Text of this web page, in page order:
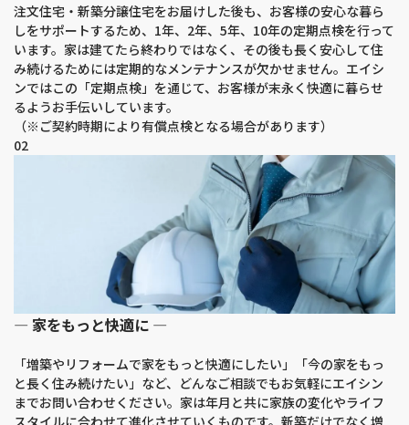
注文住宅・新築分譲住宅をお届けした後も、お客様の安心な暮ら
しをサポートするため、1年、2年、5年、10年の定期点検を行って
います。家は建てたら終わりではなく、その後も長く安心して住
み続けるためには定期的なメンテナンスが欠かせません。エイシ
ンではこの「定期点検」を通じて、お客様が末永く快適に暮らせ
るようお手伝いしています。
（※ご契約時期により有償点検となる場合があります）
02
― 家をもっと快適に ―
「増築やリフォームで家をもっと快適にしたい」「今の家をもっ
と長く住み続けたい」など、どんなご相談でもお気軽にエイシン
までお問い合わせください。家は年月と共に家族の変化やライフ